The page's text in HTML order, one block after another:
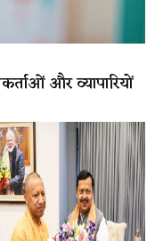
और व्यापारियों